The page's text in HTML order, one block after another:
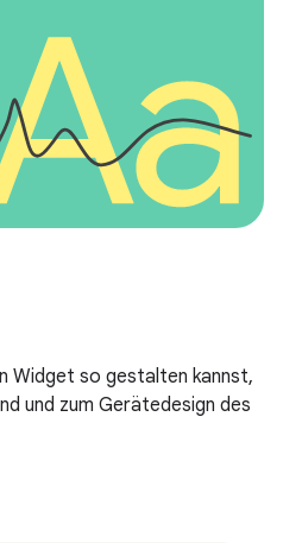
Widget so gestalten kannst,
und zum Gerätedesign des